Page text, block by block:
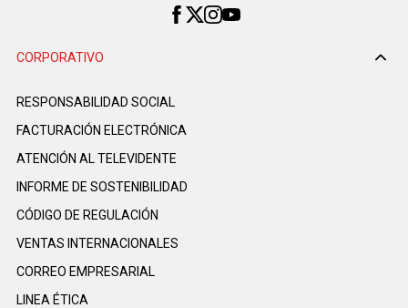
CORPORATIVO
RESPONSABILIDAD SOCIAL
FACTURACIÓN ELECTRÓNICA
ATENCIÓN AL TELEVIDENTE
INFORME DE SOSTENIBILIDAD
CÓDIGO DE REGULACIÓN
VENTAS INTERNACIONALES
CORREO EMPRESARIAL
LINEA ÉTICA